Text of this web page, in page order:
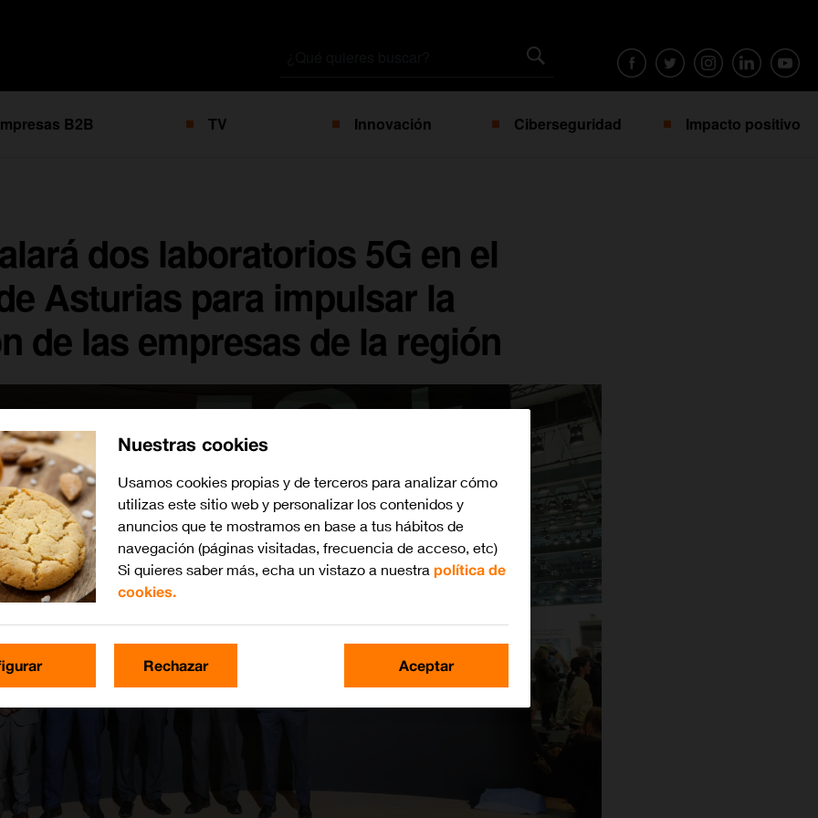
B2B TV Innovación Ciberseguridad Impacto positivo
dos laboratorios 5G en el
Asturias para impulsar la
de las empresas de la región
Nuestras cookies
Usamos cookies propias y de terceros para analizar cómo
utilizas este sitio web y personalizar los contenidos y
anuncios que te mostramos en base a tus hábitos de
navegación (páginas visitadas, frecuencia de acceso, etc)
Si quieres saber más, echa un vistazo a nuestra política de
cookies.
Rechazar Aceptar